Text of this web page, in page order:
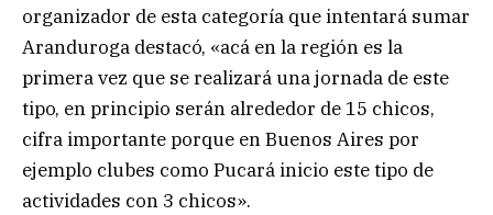
organizador de esta categoría que intentará sumar
Aranduroga destacó, «acá en la región es la
primera vez que se realizará una jornada de este
tipo, en principio serán alrededor de 15 chicos,
cifra importante porque en Buenos Aires por
ejemplo clubes como Pucará inicio este tipo de
actividades con 3 chicos».